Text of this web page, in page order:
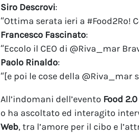
Siro Descrovi:
“Ottima serata ieri a #Food2Ro!
Francesco Fascinato:
“Eccolo il CEO di @Riva_mar
Paolo Rinaldo:
“[e poi le cose della @Riva_mar
All’indomani dell’evento Food 2.0
o ha ascoltato ed interagito
Web, tra l’amore per il cibo e